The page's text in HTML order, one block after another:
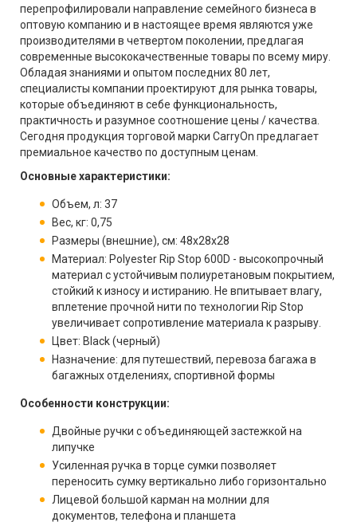
перепрофилировали направление семейного бизнеса в
оптовую компанию и в настоящее время являются уже
производителями в четвертом поколении, предлагая
современные высококачественные товары по всему миру.
Обладая знаниями и опытом последних 80 лет,
специалисты компании проектируют для рынка товары,
которые объединяют в себе функциональность,
практичность и разумное соотношение цены / качества.
Сегодня продукция торговой марки CarryOn предлагает
премиальное качество по доступным ценам.
Основные характеристики:
Объем, л: 37
Вес, кг: 0,75
Размеры (внешние), см: 48х28х28
Материал: Polyester Rip Stop 600D - высокопрочный
материал с устойчивым полиуретановым покрытием,
стойкий к износу и истиранию. Не впитывает влагу,
вплетение прочной нити по технологии Rip Stop
увеличивает сопротивление материала к разрыву.
Цвет: Black (черный)
Назначение: для путешествий, перевоза багажа в
багажных отделениях, спортивной формы
Особенности конструкции:
Двойные ручки с объединяющей застежкой на
липучке
Усиленная ручка в торце сумки позволяет
переносить сумку вертикально либо горизонтально
Лицевой большой карман на молнии для
документов, телефона и планшета